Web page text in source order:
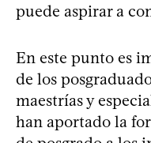
puede aspirar a
En este punto es
de los
maestrías y
han aportado la